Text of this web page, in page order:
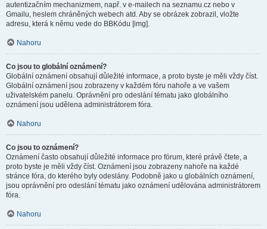
autentizačním mechanizmem, např. v e-mailech na seznamu.cz nebo v
Gmailu, heslem chráněných webech atd. Aby se obrázek zobrazil, vložte
adresu, která k němu vede do BBKódu [img].
Nahoru
Co jsou to globální oznámení?
Globální oznámení obsahují důležité informace, a proto byste je měli vždy číst.
Globální oznámení jsou zobrazeny v každém fóru nahoře a ve vašem
uživatelském panelu. Oprávnění pro odeslání tématu jako globálního
oznámení jsou udělena administrátorem fóra.
Nahoru
Co jsou to oznámení?
Oznámení často obsahují důležité informace pro fórum, které právě čtete, a
proto byste je měli vždy číst. Oznámení jsou zobrazeny nahoře na každé
stránce fóra, do kterého byly odeslány. Podobně jako u globálních oznámení,
jsou oprávnění pro odeslání tématu jako oznámení udělována administrátorem
fóra.
Nahoru